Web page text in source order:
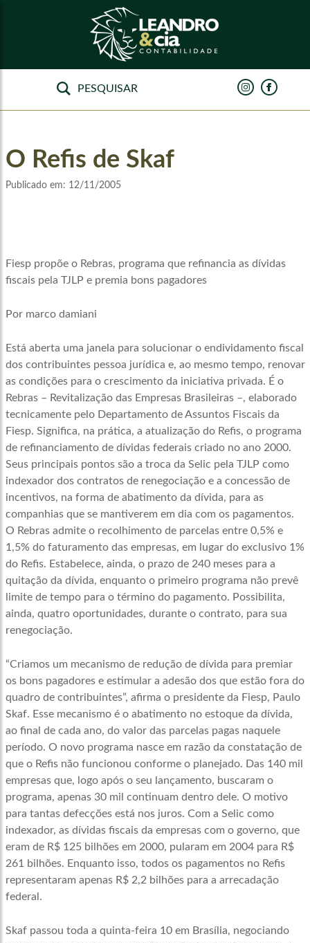
O Refis de Skaf
Publicado em: 12/11/2005
Fiesp propõe o Rebras, programa que refinancia as dívidas
fiscais pela TJLP e premia bons pagadores
Por marco damiani
Está aberta uma janela para solucionar o endividamento fiscal
dos contribuintes pessoa jurídica e, ao mesmo tempo, renovar
as condições para o crescimento da iniciativa privada. É o
Rebras – Revitalização das Empresas Brasileiras –, elaborado
tecnicamente pelo Departamento de Assuntos Fiscais da
Fiesp. Significa, na prática, a atualização do Refis, o programa
de refinanciamento de dívidas federais criado no ano 2000.
Seus principais pontos são a troca da Selic pela TJLP como
indexador dos contratos de renegociação e a concessão de
incentivos, na forma de abatimento da dívida, para as
companhias que se mantiverem em dia com os pagamentos.
O Rebras admite o recolhimento de parcelas entre 0,5% e
1,5% do faturamento das empresas, em lugar do exclusivo 1%
do Refis. Estabelece, ainda, o prazo de 240 meses para a
quitação da dívida, enquanto o primeiro programa não prevê
limite de tempo para o término do pagamento. Possibilita,
ainda, quatro oportunidades, durante o contrato, para sua
renegociação.
“Criamos um mecanismo de redução de dívida para premiar
os bons pagadores e estimular a adesão dos que estão fora do
quadro de contribuintes”, afirma o presidente da Fiesp, Paulo
Skaf. Esse mecanismo é o abatimento no estoque da dívida,
ao final de cada ano, do valor das parcelas pagas naquele
período. O novo programa nasce em razão da constatação de
que o Refis não funcionou conforme o planejado. Das 140 mil
empresas que, logo após o seu lançamento, buscaram o
programa, apenas 30 mil continuam dentro dele. O motivo
para tantas defecções está nos juros. Com a Selic como
indexador, as dívidas fiscais da empresas com o governo, que
eram de R$ 125 bilhões em 2000, pularam em 2004 para R$
261 bilhões. Enquanto isso, todos os pagamentos no Refis
representaram apenas R$ 2,2 bilhões para a arrecadação
federal.
Skaf passou toda a quinta-feira 10 em Brasília, negociando